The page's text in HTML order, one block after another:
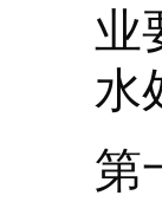
业
水
第